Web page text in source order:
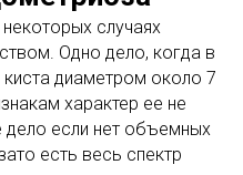
случаях
Одно дело, когда в
киста диаметром около 7
характер ее не
если нет объемных
есть весь спектр